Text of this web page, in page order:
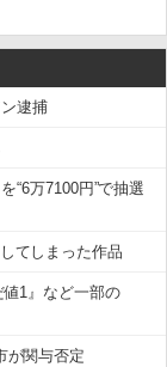
逮捕
“6万7100円”で抽選
てしまった作品
1』など一部の
が関与否定